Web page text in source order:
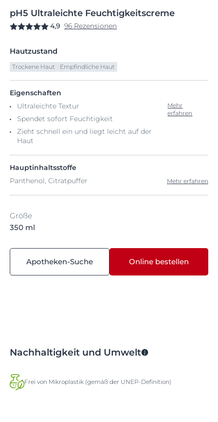
pH5 Ultraleichte Feuchtigkeitscreme
4,9 96 Rezensionen
Hautzustand
Trockene Haut Empfindliche Haut
Eigenschaften
Ultraleichte Textur
Spendet sofort Feuchtigkeit
Zieht schnell ein und liegt leicht auf der
Haut
Mehr
erfahren
Hauptinhaltsstoffe
Panthenol, Citratpuffer
Mehr erfahren
Größe
350 ml
Apotheken-Suche Online bestellen
Nachhaltigkeit und Umwelt
Frei von Mikroplastik (gemäß der UNEP-Definition)